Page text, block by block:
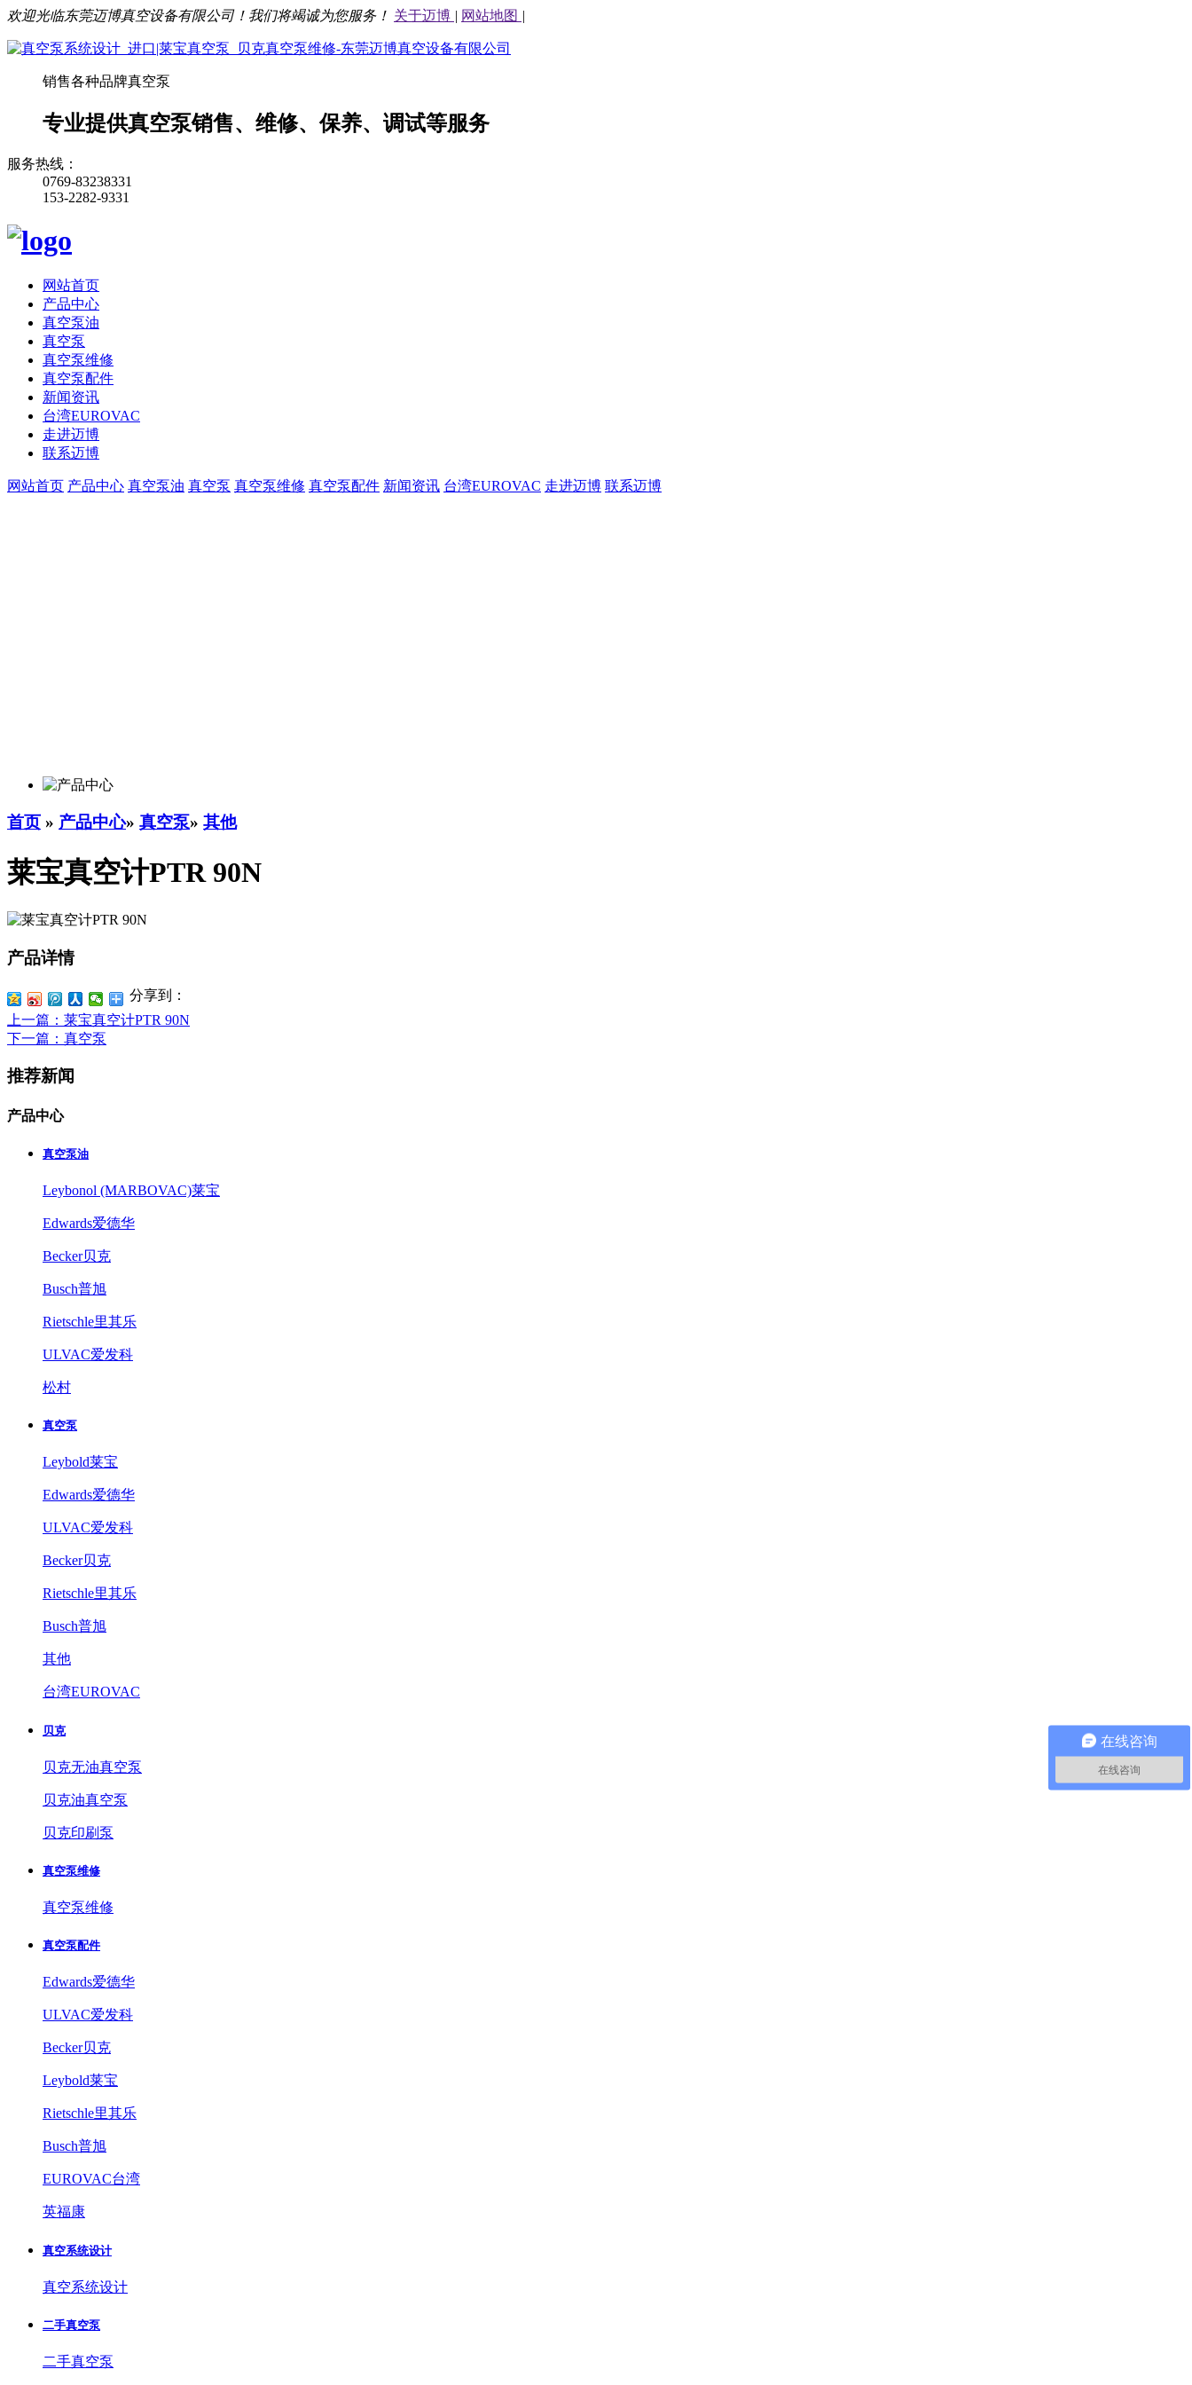
欢迎光临东莞迈博真空设备有限公司！我们将竭诚为您服务！ 关于迈博 | 网站地图 |
销售各种品牌真空泵
专业提供真空泵销售、维修、保养、调试等服务
服务热线：
0769-83238331
153-2282-9331
网站首页
产品中心
真空泵油
真空泵
真空泵维修
真空泵配件
新闻资讯
台湾EUROVAC
走进迈博
联系迈博
网站首页 产品中心 真空泵油 真空泵 真空泵维修 真空泵配件 新闻资讯 台湾EUROVAC 走进迈博 联系迈博
首页 » 产品中心» 真空泵» 其他
莱宝真空计PTR 90N
产品详情
分享到：
上一篇 ：莱宝真空计PTR 90N
下一篇 ：真空泵
推荐新闻
产品中心
真空泵油
Leybonol (MARBOVAC)莱宝
Edwards爱德华
Becker贝克
Busch普旭
Rietschle里其乐
ULVAC爱发科
松村
真空泵
Leybold莱宝
Edwards爱德华
ULVAC爱发科
Becker贝克
Rietschle里其乐
Busch普旭
其他
台湾EUROVAC
贝克
贝克无油真空泵
贝克油真空泵
贝克印刷泵
真空泵维修
真空泵维修
真空泵配件
Edwards爱德华
ULVAC爱发科
Becker贝克
Leybold莱宝
Rietschle里其乐
Busch普旭
EUROVAC台湾
英福康
真空系统设计
真空系统设计
二手真空泵
二手真空泵
在线咨询
在线咨询